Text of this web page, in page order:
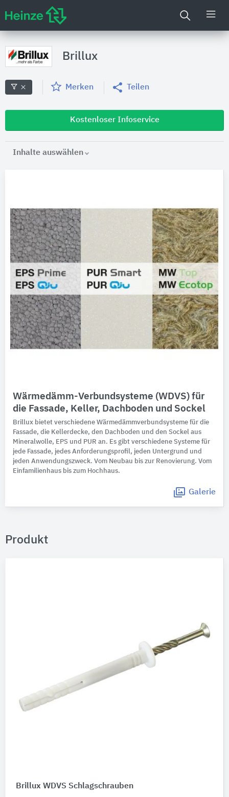
Brillux
Merken Teilen
Kostenloser Infoservice
Inhalte auswählen
Wärmedämm-Verbundsysteme (WDVS) für
die Fassade, Keller, Dachboden und Sockel
Brillux bietet verschiedene Wärmedämmverbundsysteme für die
Fassade, die Kellerdecke, den Dachboden und den Sockel aus
Mineralwolle, EPS und PUR an. Es gibt verschiedene Systeme für
jede Fassade, jedes Anforderungsprofil, jeden Untergrund und
jeden Anwendungszweck. Vom Neubau bis zur Renovierung. Vom
Einfamilienhaus bis zum Hochhaus.
Galerie
Produkt
Brillux WDVS Schlagschrauben